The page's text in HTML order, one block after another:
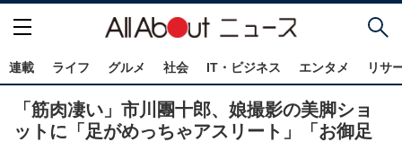
連載 ライフ グルメ 社会 IT・ビジネス エンタメ リサ
「筋肉凄い」市川團十郎、娘撮影の美脚ショ
ットに「足がめっちゃアスリート」「お御足